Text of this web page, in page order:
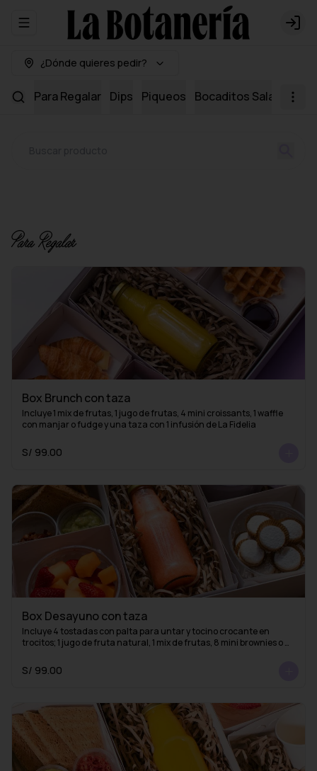
Abrir menu de navegación Login
¿Dónde quieres pedir?
Para Regalar Dips Piqueos Bocaditos Salados
Para Regalar
Box Brunch con taza
Incluye 1 mix de frutas, 1 jugo de frutas, 4 mini croissants, 1 waffle
con manjar o fudge y una taza con 1 infusión de La Fidelia
S/ 99.00
Box Desayuno con taza
Incluye 4 tostadas con palta para untar y tocino crocante en
trocitos; 1 jugo de fruta natural, 1 mix de frutas, 8 mini brownies o
S/ 99.00